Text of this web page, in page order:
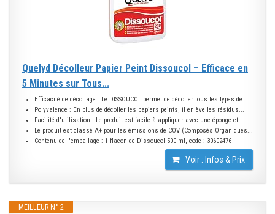
Quelyd Décolleur Papier Peint Dissoucol – Efficace en
5 Minutes sur Tous...
Efficacité de décollage : Le DISSOUCOL permet de décoller tous les types de...
Polyvalence : En plus de décoller les papiers peints, il enlève les résidus...
Facilité d'utilisation : Le produit est facile à appliquer avec une éponge et...
Le produit est classé A+ pour les émissions de COV (Composés Organiques...
Contenu de l'emballage : 1 flacon de Dissoucol 500 ml, code : 30602476
Voir : Infos & Prix
MEILLEUR N° 2